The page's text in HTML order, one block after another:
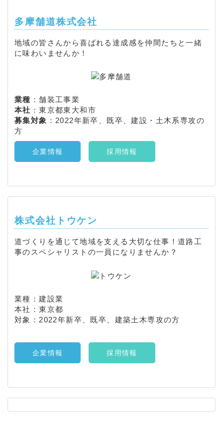
多摩舗道株式会社
地域の皆さんから喜ばれる達成感を仲間たちと一緒
に味わいませんか！
業種 ：舗装工事業
本社 ：東京都東大和市
募集対象 ：2022年新卒、既卒、建設・土木系専攻の
方
企業情報 採用情報
株式会社トウケン
道づくりを通じて地域を支える大切な仕事！道路工
事のスペシャリストの一員になりませんか？
業種：建設業
本社：東京都
対象：2022年新卒、既卒、建築土木専攻の方
企業情報 採用情報